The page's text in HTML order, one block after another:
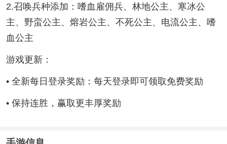
2.召唤兵种添加：嗜血雇佣兵、林地公主、寒冰公
主、野蛮公主、熔岩公主、不死公主、电流公主、嗜
血公主
游戏更新：
• 全新每日登录奖励：每天登录即可领取免费奖励
• 保持连胜，赢取更丰厚奖励